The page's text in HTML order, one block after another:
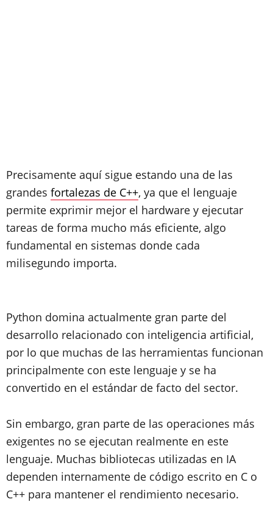
Precisamente aquí sigue estando una de las
grandes fortalezas de C++, ya que el lenguaje
permite exprimir mejor el hardware y ejecutar
tareas de forma mucho más eficiente, algo
fundamental en sistemas donde cada
milisegundo importa.
Python domina actualmente gran parte del
desarrollo relacionado con inteligencia artificial,
por lo que muchas de las herramientas funcionan
principalmente con este lenguaje y se ha
convertido en el estándar de facto del sector.
Sin embargo, gran parte de las operaciones más
exigentes no se ejecutan realmente en este
lenguaje. Muchas bibliotecas utilizadas en IA
dependen internamente de código escrito en C o
C++ para mantener el rendimiento necesario.